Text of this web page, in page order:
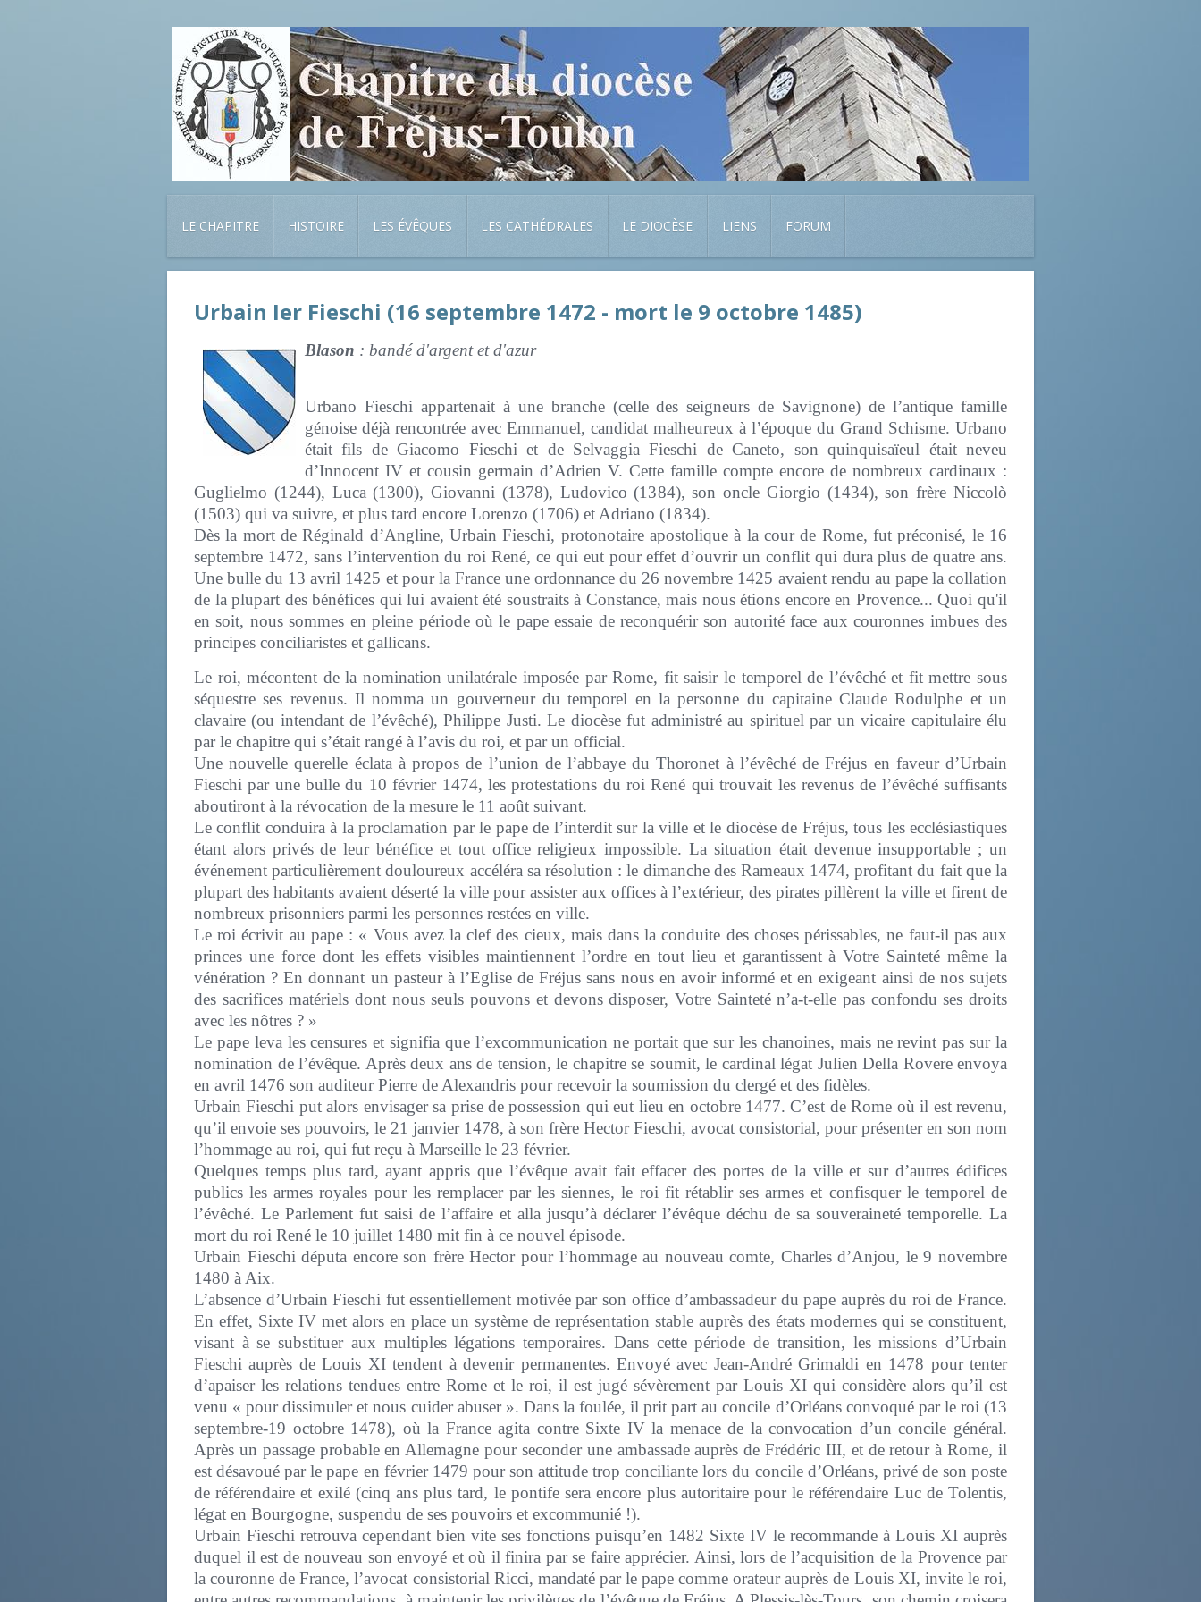
LE CHAPITRE HISTOIRE LES ÉVÊQUES LES CATHÉDRALES LE DIOCÈSE LIENS FORUM
Urbain Ier Fieschi (16 septembre 1472 - mort le 9 octobre 1485)
Blason : bandé d'argent et d'azur
Urbano Fieschi appartenait à une branche (celle des seigneurs de Savignone) de l’antique famille
génoise déjà rencontrée avec Emmanuel, candidat malheureux à l’époque du Grand Schisme. Urbano
était fils de Giacomo Fieschi et de Selvaggia Fieschi de Caneto, son quinquisaïeul était neveu
d’Innocent IV et cousin germain d’Adrien V. Cette famille compte encore de nombreux cardinaux :
Guglielmo (1244), Luca (1300), Giovanni (1378), Ludovico (1384), son oncle Giorgio (1434), son frère Niccolò
(1503) qui va suivre, et plus tard encore Lorenzo (1706) et Adriano (1834).
Dès la mort de Réginald d’Angline, Urbain Fieschi, protonotaire apostolique à la cour de Rome, fut préconisé, le 16
septembre 1472, sans l’intervention du roi René, ce qui eut pour effet d’ouvrir un conflit qui dura plus de quatre ans.
Une bulle du 13 avril 1425 et pour la France une ordonnance du 26 novembre 1425 avaient rendu au pape la collation
de la plupart des bénéfices qui lui avaient été soustraits à Constance, mais nous étions encore en Provence... Quoi qu'il
en soit, nous sommes en pleine période où le pape essaie de reconquérir son autorité face aux couronnes imbues des
principes conciliaristes et gallicans.
Le roi, mécontent de la nomination unilatérale imposée par Rome, fit saisir le temporel de l’évêché et fit mettre sous
séquestre ses revenus. Il nomma un gouverneur du temporel en la personne du capitaine Claude Rodulphe et un
clavaire (ou intendant de l’évêché), Philippe Justi. Le diocèse fut administré au spirituel par un vicaire capitulaire élu
par le chapitre qui s’était rangé à l’avis du roi, et par un official.
Une nouvelle querelle éclata à propos de l’union de l’abbaye du Thoronet à l’évêché de Fréjus en faveur d’Urbain
Fieschi par une bulle du 10 février 1474, les protestations du roi René qui trouvait les revenus de l’évêché suffisants
aboutiront à la révocation de la mesure le 11 août suivant.
Le conflit conduira à la proclamation par le pape de l’interdit sur la ville et le diocèse de Fréjus, tous les ecclésiastiques
étant alors privés de leur bénéfice et tout office religieux impossible. La situation était devenue insupportable ; un
événement particulièrement douloureux accéléra sa résolution : le dimanche des Rameaux 1474, profitant du fait que la
plupart des habitants avaient déserté la ville pour assister aux offices à l’extérieur, des pirates pillèrent la ville et firent de
nombreux prisonniers parmi les personnes restées en ville.
Le roi écrivit au pape : « Vous avez la clef des cieux, mais dans la conduite des choses périssables, ne faut-il pas aux
princes une force dont les effets visibles maintiennent l’ordre en tout lieu et garantissent à Votre Sainteté même la
vénération ? En donnant un pasteur à l’Eglise de Fréjus sans nous en avoir informé et en exigeant ainsi de nos sujets
des sacrifices matériels dont nous seuls pouvons et devons disposer, Votre Sainteté n’a-t-elle pas confondu ses droits
avec les nôtres ? »
Le pape leva les censures et signifia que l’excommunication ne portait que sur les chanoines, mais ne revint pas sur la
nomination de l’évêque. Après deux ans de tension, le chapitre se soumit, le cardinal légat Julien Della Rovere envoya
en avril 1476 son auditeur Pierre de Alexandris pour recevoir la soumission du clergé et des fidèles.
Urbain Fieschi put alors envisager sa prise de possession qui eut lieu en octobre 1477. C’est de Rome où il est revenu,
qu’il envoie ses pouvoirs, le 21 janvier 1478, à son frère Hector Fieschi, avocat consistorial, pour présenter en son nom
l’hommage au roi, qui fut reçu à Marseille le 23 février.
Quelques temps plus tard, ayant appris que l’évêque avait fait effacer des portes de la ville et sur d’autres édifices
publics les armes royales pour les remplacer par les siennes, le roi fit rétablir ses armes et confisquer le temporel de
l’évêché. Le Parlement fut saisi de l’affaire et alla jusqu’à déclarer l’évêque déchu de sa souveraineté temporelle. La
mort du roi René le 10 juillet 1480 mit fin à ce nouvel épisode.
Urbain Fieschi députa encore son frère Hector pour l’hommage au nouveau comte, Charles d’Anjou, le 9 novembre
1480 à Aix.
L’absence d’Urbain Fieschi fut essentiellement motivée par son office d’ambassadeur du pape auprès du roi de France.
En effet, Sixte IV met alors en place un système de représentation stable auprès des états modernes qui se constituent,
visant à se substituer aux multiples légations temporaires. Dans cette période de transition, les missions d’Urbain
Fieschi auprès de Louis XI tendent à devenir permanentes. Envoyé avec Jean-André Grimaldi en 1478 pour tenter
d’apaiser les relations tendues entre Rome et le roi, il est jugé sévèrement par Louis XI qui considère alors qu’il est
venu « pour dissimuler et nous cuider abuser ». Dans la foulée, il prit part au concile d’Orléans convoqué par le roi (13
septembre-19 octobre 1478), où la France agita contre Sixte IV la menace de la convocation d’un concile général.
Après un passage probable en Allemagne pour seconder une ambassade auprès de Frédéric III, et de retour à Rome, il
est désavoué par le pape en février 1479 pour son attitude trop conciliante lors du concile d’Orléans, privé de son poste
de référendaire et exilé (cinq ans plus tard, le pontife sera encore plus autoritaire pour le référendaire Luc de Tolentis,
légat en Bourgogne, suspendu de ses pouvoirs et excommunié !).
Urbain Fieschi retrouva cependant bien vite ses fonctions puisqu’en 1482 Sixte IV le recommande à Louis XI auprès
duquel il est de nouveau son envoyé et où il finira par se faire apprécier. Ainsi, lors de l’acquisition de la Provence par
la couronne de France, l’avocat consistorial Ricci, mandaté par le pape comme orateur auprès de Louis XI, invite le roi,